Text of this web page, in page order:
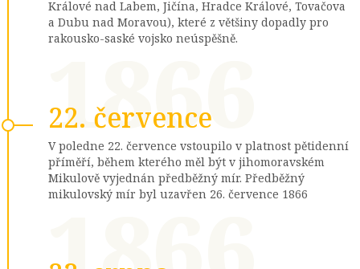
Králové nad Labem, Jičína, Hradce Králové, Tovačova
a Dubu nad Moravou), které z většiny dopadly pro
rakousko-saské vojsko neúspěšně.
22. července
1866
V poledne 22. července vstoupilo v platnost pětidenní
příměří, během kterého měl být v jihomoravském
Mikulově vyjednán předběžný mír. Předběžný
mikulovský mír byl uzavřen 26. července 1866